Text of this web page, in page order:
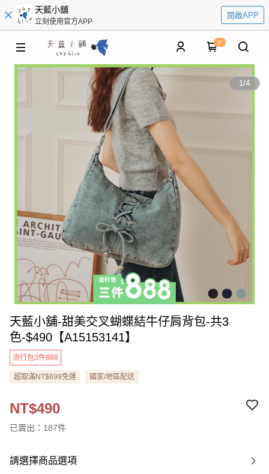
天藍小舖
立刻使用官方APP
開啟APP
0
1/4
天藍小舖-甜美交叉蝴蝶結牛仔肩背包-共3
色-$490【A15153141】
流行包3件888
超取滿NT$699免運 國家/地區配送
NT$490
已賣出：187件
請選擇商品選項